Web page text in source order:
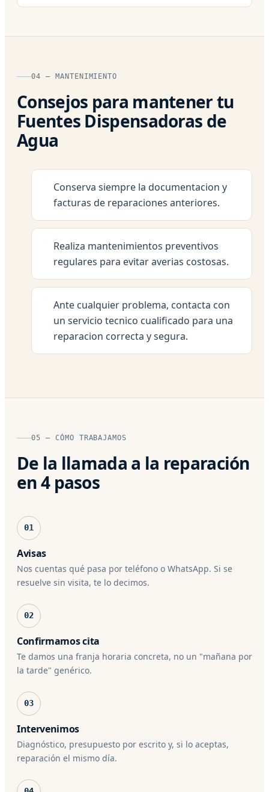
04 — MANTENIMIENTO
Consejos para mantener tu
Fuentes Dispensadoras de
Agua
Conserva siempre la documentacion y
facturas de reparaciones anteriores.
Realiza mantenimientos preventivos
regulares para evitar averias costosas.
Ante cualquier problema, contacta con
un servicio tecnico cualificado para una
reparacion correcta y segura.
05 — CÓMO TRABAJAMOS
De la llamada a la reparación
en 4 pasos
01
Avisas
Nos cuentas qué pasa por teléfono o WhatsApp. Si se
resuelve sin visita, te lo decimos.
02
Confirmamos cita
Te damos una franja horaria concreta, no un "mañana por
la tarde" genérico.
03
Intervenimos
Diagnóstico, presupuesto por escrito y, si lo aceptas,
reparación el mismo día.